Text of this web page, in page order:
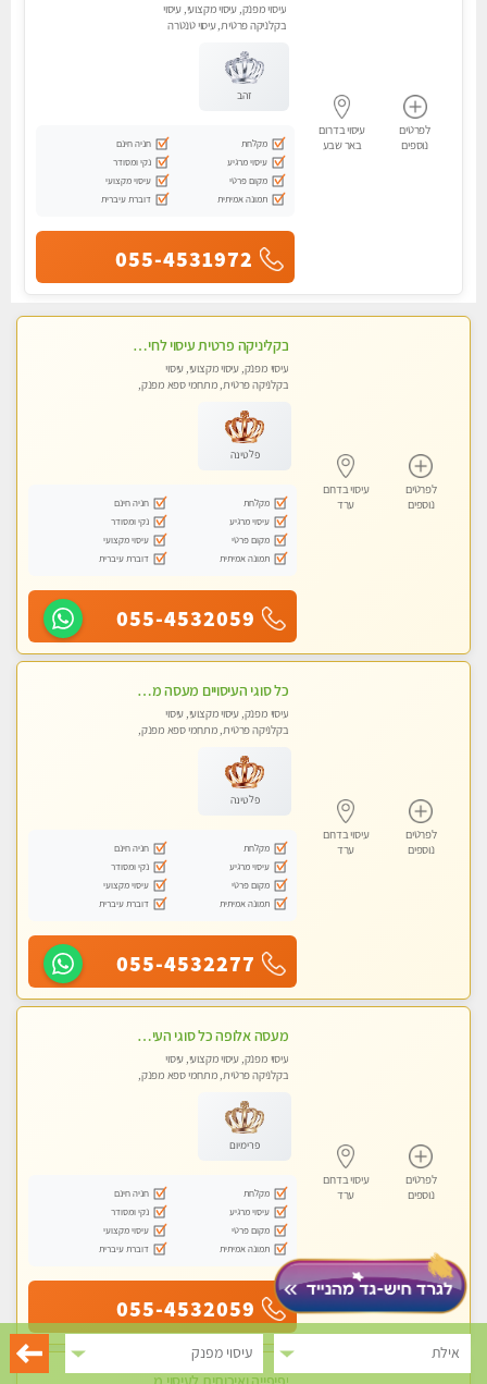
אילת עיסוי מפנק
לפרטים
נוספים
עיסוי בדרום
באר שבע
עיסוי מפנק, עיסוי מקצועי, עיסוי
בקלניקה פרטית, עיסוי טנטרה
זהב
מקלחת
חניה חינם
עיסוי מרגיע
נקי ומסודר
מקום פרטי
עיסוי מקצועי
תמונה אמיתית
דוברת עיברית
055-4531972
לפרטים
נוספים
עיסוי בדרום
ערד
בקליניקה פרטית עיסוי לחידוש אנרגיות עיסוי חלומי מומלץ מאוד !
עיסוי מפנק, עיסוי מקצועי, עיסוי
בקלניקה פרטית, מתחמי ספא מפנק,
פלטינה
מקלחת
חניה חינם
עיסוי מרגיע
נקי ומסודר
מקום פרטי
עיסוי מקצועי
תמונה אמיתית
דוברת עיברית
055-4532059
לפרטים
נוספים
עיסוי בדרום
ערד
כל סוגי העיסויים מעסה מקצועית ואיכותית פרטי!!!
עיסוי מפנק, עיסוי מקצועי, עיסוי
בקלניקה פרטית, מתחמי ספא מפנק,
פלטינה
מקלחת
חניה חינם
עיסוי מרגיע
נקי ומסודר
מקום פרטי
עיסוי מקצועי
תמונה אמיתית
דוברת עיברית
055-4532277
לפרטים
נוספים
עיסוי בדרום
ערד
מעסה אלופה כל סוגי העיסויים מעסה מקצועית ואיכותית פרטי!!
עיסוי מפנק, עיסוי מקצועי, עיסוי
בקלניקה פרטית, מתחמי ספא מפנק,
פרימיום
מקלחת
חניה חינם
עיסוי מרגיע
נקי ומסודר
מקום פרטי
עיסוי מקצועי
תמונה אמיתית
דוברת עיברית
055-4532059